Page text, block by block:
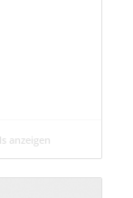
anzeigen